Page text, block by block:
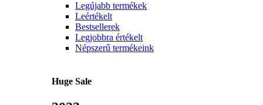
Legújabb termékek
Leértékelt
Bestsellerek
Legjobbra értékelt
Népszerű termékeink
Huge Sale